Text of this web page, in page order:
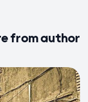
from author
0